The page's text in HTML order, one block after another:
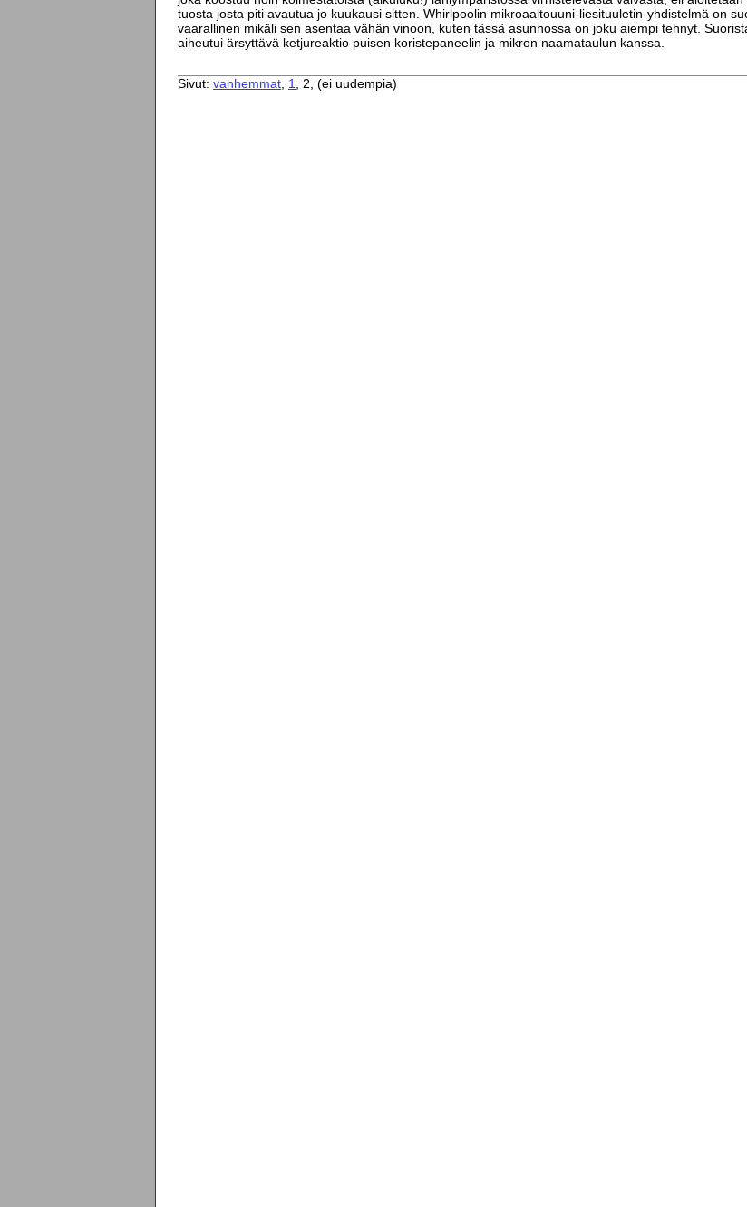
tuosta josta piti avautua jo kuukausi sitten. Whirlpoolin mikroaaltouuni-liesituuletin-yhdistelmä on
vaarallinen mikäli sen asentaa vähän vinoon, kuten tässä asunnossa on joku aiempi tehnyt.
aiheutui ärsyttävä ketjureaktio puisen koristepaneelin ja mikron naamataulun kanssa.
Sivut: vanhemmat, 1, 2, (ei uudempia)